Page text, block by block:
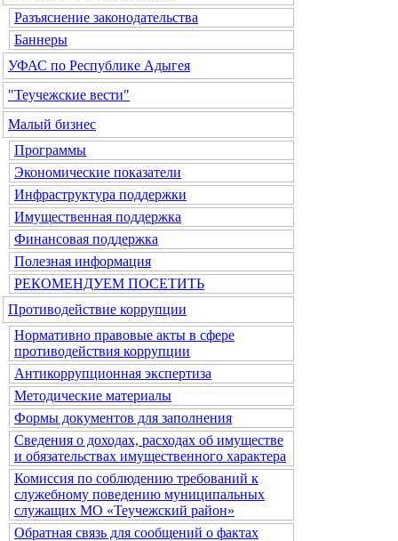
Разъяснение законодательства
Баннеры
УФАС по Республике Адыгея
"Теучежские вести"
Малый бизнес
Программы
Экономические показатели
Инфраструктура поддержки
Имущественная поддержка
Финансовая поддержка
Полезная информация
РЕКОМЕНДУЕМ ПОСЕТИТЬ
Противодействие коррупции
Нормативно правовые акты в сфере
противодействия коррупции
Антикоррупционная экспертиза
Методические материалы
Формы документов для заполнения
Сведения о доходах, расходах об имуществе
и обязательствах имущественного характера
Комиссия по соблюдению требований к
служебному поведению муниципальных
служащих МО «Теучежский район»
Обратная связь для сообщений о фактах